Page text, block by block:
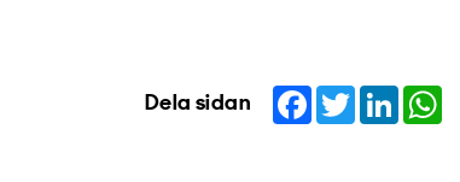
Dela sidan Facebook
TwitterLinkedIn